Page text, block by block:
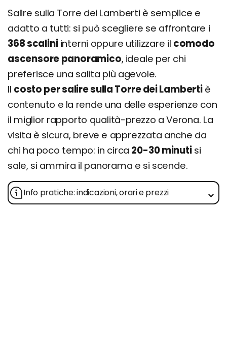
Salire sulla Torre dei Lamberti è semplice e
adatto a tutti: si può scegliere se affrontare i
368 scaliniinterni oppure utilizzare il comodo
ascensore panoramico, ideale per chi
preferisce una salita più agevole.
Il costo per salire sulla Torre dei Lambertiè
contenuto e la rende una delle esperienze con
il miglior rapporto qualità-prezzo a Verona. La
visita è sicura, breve e apprezzata anche da
chi ha poco tempo: in circa 20-30 minutisi
sale, si ammira il panorama e si scende.
Info pratiche: indicazioni, orari e prezzi